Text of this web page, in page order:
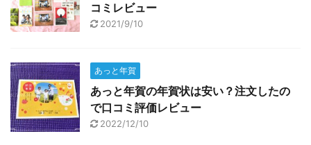
コミレビュー
2021/9/10
あっと年賀
あっと年賀の年賀状は安い？注文したの
で口コミ評価レビュー
2022/12/10